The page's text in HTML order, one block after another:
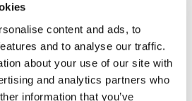
content and ads, to
and to analyse our traffic.
about your use of our site with
and analytics partners who
information that you’ve